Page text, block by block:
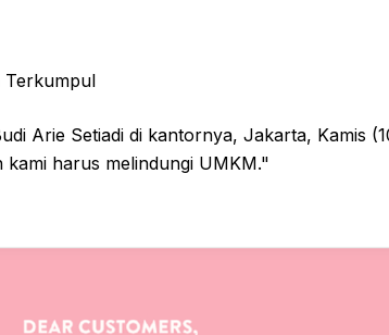
Terkumpul
Arie Setiadi di kantornya, Jakarta, Kamis
harus melindungi UMKM."